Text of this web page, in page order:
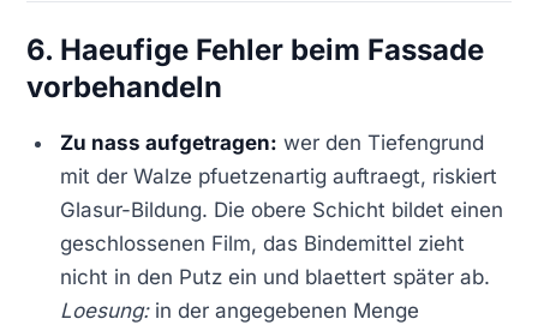
6. Haeufige Fehler beim Fassade
vorbehandeln
Zu nass aufgetragen: wer den Tiefengrund
mit der Walze pfuetzenartig auftraegt, riskiert
Glasur-Bildung. Die obere Schicht bildet einen
geschlossenen Film, das Bindemittel zieht
nicht in den Putz ein und blaettert später ab.
Loesung:in der angegebenen Menge